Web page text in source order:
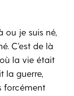
ou je suis né,
C’est de là
la vie était
la guerre,
forcément